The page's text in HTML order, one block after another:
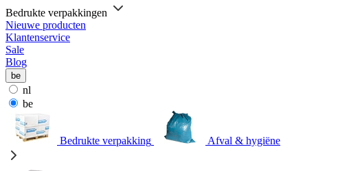
Bedrukte verpakkingen
Nieuwe producten
Klantenservice
Sale
Blog
be
nl
be
Bedrukte verpakking Afval & hygiëne